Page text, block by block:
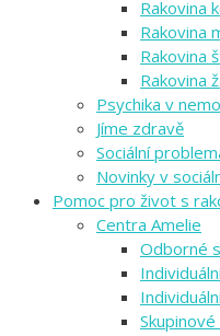
Rakovina
Rakovina
Rakovina
Rakovina
Psychika v
Jíme zdravě
Sociální
Novinky v
Pomoc pro život s
Centra Amelie
Odborné